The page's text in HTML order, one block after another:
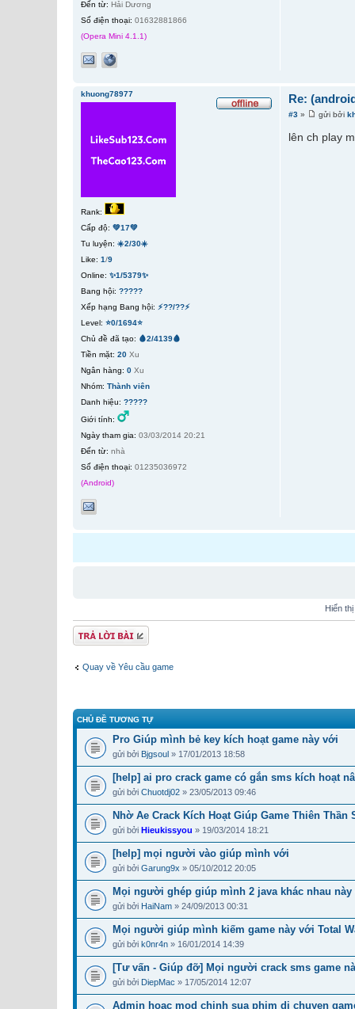
Đến từ: Hải Dương
Số điện thoại: 01632881866
(Opera Mini 4.1.1)
Re:
#3 » gửi bởi
lên ch play
khuong78977
Rank:
Cấp độ: 💚17💚
Tu luyện: ☀️2/30☀️
Like: 1/9
Online: ✨1/5379✨
Bang hội: ?????
Xếp hạng Bang hội: ⚡??/??⚡
Level: ⭐0/1694⭐
Chủ đề đã tạo: 🩸2/4139🩸
Tiền mặt: 20 Xu
Ngân hàng: 0 Xu
Nhóm: Thành viên
Danh hiệu: ?????
Giới tính:
Ngày tham gia: 03/03/2014 20:21
Đến từ: nhà
Số điện thoại: 01235036972
(Android)
Hiển
Gửi bài trả lời
Quay về Yêu cầu game
CHỦ ĐỀ TƯƠNG TỰ
Pro Giúp mình bẻ key kích hoạt game này với
gửi bởi Bjgsoul » 17/01/2013 18:58
[help] ai pro crack game có gắn sms kích hoạt
gửi bởi Chuotdj02 » 23/05/2013 09:46
Nhờ Ae Crack Kích Hoạt Giúp Game Thiên Thần
gửi bởi Hieukissyou » 19/03/2014 18:21
[help] mọi người vào giúp mình với
gửi bởi Garung9x » 05/10/2012 20:05
Mọi người ghép giúp mình 2 java khác nhau này
gửi bởi HaiNam » 24/09/2013 00:31
Mọi người giúp mình kiếm game này với Total
gửi bởi k0nr4n » 16/01/2014 14:39
[Tư vấn - Giúp đỡ] Mọi người crack sms game
gửi bởi DiepMac » 17/05/2014 12:07
Admin hoac mod chinh sua phim di chuyen